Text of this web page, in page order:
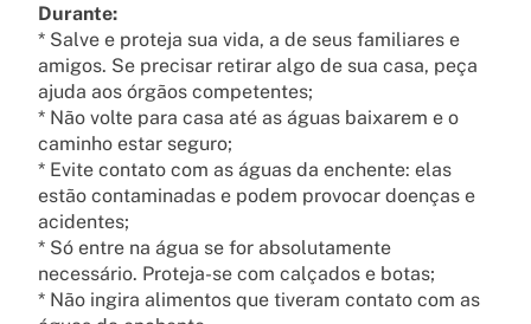
Durante:
* Salve e proteja sua vida, a de seus familiares e
amigos. Se precisar retirar algo de sua casa, peça
ajuda aos órgãos competentes;
* Não volte para casa até as águas baixarem e o
caminho estar seguro;
* Evite contato com as águas da enchente: elas
estão contaminadas e podem provocar doenças e
acidentes;
* Só entre na água se for absolutamente
necessário. Proteja-se com calçados e botas;
* Não ingira alimentos que tiveram contato com as